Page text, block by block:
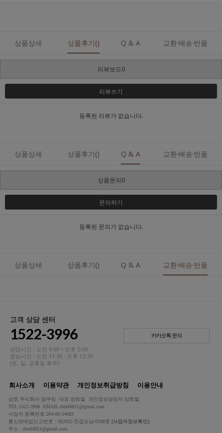
상품상세 상품후기() Q & A 교환·배송·반품
리뷰보드0
리뷰쓰기
등록된 리뷰가 없습니다.
상품상세 상품후기() Q & A 교환·배송·반품
상품문의0
문의하기
등록된 문의가 없습니다.
상품상세 상품후기() Q & A 교환·배송·반품
고객 상담 센터
1522-3996
상담시간 : 오전 9:00 ~ 오후 5:00
점심시간 : 오전 11:30 - 오후 12:30
(토, 일, 공휴일 휴무)
카카오톡 문의
회사소개 이용약관 개인정보취급방침 이용안내
상호:주식회사 맘쿠킹 대표:양희철 개인정보담당자:양희철
TEL:1522-3996 EMAIL:thief4851@gmail.com
사업자 등록번호:204-86-54683
통신판매업신고번호 : 제2022-진접오남-0188호 [사업자정보확인]
주소 : thief4851@gmail.com